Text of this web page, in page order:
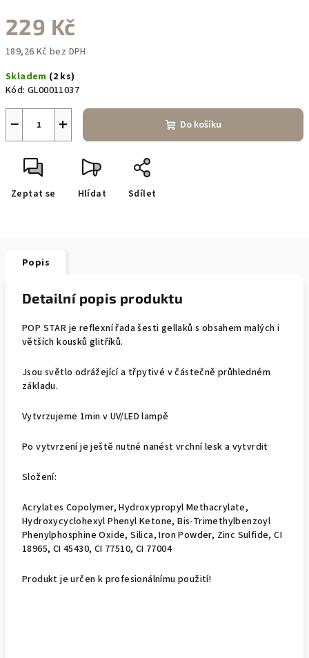
229 Kč
189,26 Kč bez DPH
cena:
Skladem (2 ks)
Kód: GL00011037
+
− Do košíku
Zeptat se Hlídat Sdílet
Popis
Detailní popis produktu
POP STAR je reflexní řada šesti gellaků s obsahem malých i
větších kousků glitříků.
Jsou světlo odrážející a třpytivé v částečně průhledném
základu.
Vytvrzujeme 1min v UV/LED lampě
Po vytvrzení je ještě nutné nanést vrchní lesk a vytvrdit
Složení:
Acrylates Copolymer, Hydroxypropyl Methacrylate,
Hydroxycyclohexyl Phenyl Ketone, Bis-Trimethylbenzoyl
Phenylphosphine Oxide, Silica, Iron Powder, Zinc Sulfide, CI
18965, CI 45430, CI 77510, CI 77004
Produkt je určen k profesionálnímu použití!